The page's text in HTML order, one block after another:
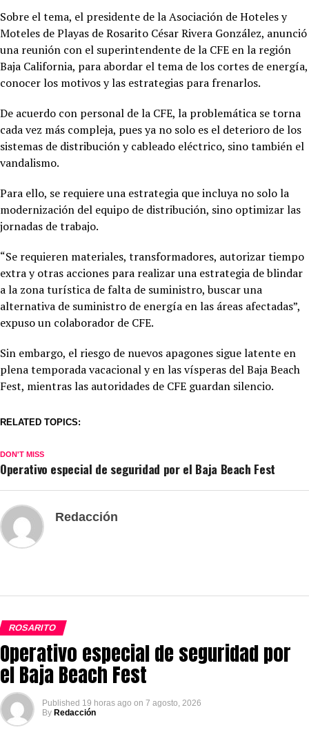
Sobre el tema, el presidente de la Asociación de Hoteles y
Moteles de Playas de Rosarito César Rivera González, anunció
una reunión con el superintendente de la CFE en la región
Baja California, para abordar el tema de los cortes de energía,
conocer los motivos y las estrategias para frenarlos.
De acuerdo con personal de la CFE, la problemática se torna
cada vez más compleja, pues ya no solo es el deterioro de los
sistemas de distribución y cableado eléctrico, sino también el
vandalismo.
Para ello, se requiere una estrategia que incluya no solo la
modernización del equipo de distribución, sino optimizar las
jornadas de trabajo.
“Se requieren materiales, transformadores, autorizar tiempo
extra y otras acciones para realizar una estrategia de blindar
a la zona turística de falta de suministro, buscar una
alternativa de suministro de energía en las áreas afectadas”,
expuso un colaborador de CFE.
Sin embargo, el riesgo de nuevos apagones sigue latente en
plena temporada vacacional y en las vísperas del Baja Beach
Fest, mientras las autoridades de CFE guardan silencio.
RELATED TOPICS:
DON'T MISS
Operativo especial de seguridad por el Baja Beach Fest
Redacción
ROSARITO
Operativo especial de seguridad por
el Baja Beach Fest
Published 19 horas ago on 7 agosto, 2026
By Redacción